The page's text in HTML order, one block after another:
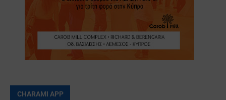
CHARAMI APP